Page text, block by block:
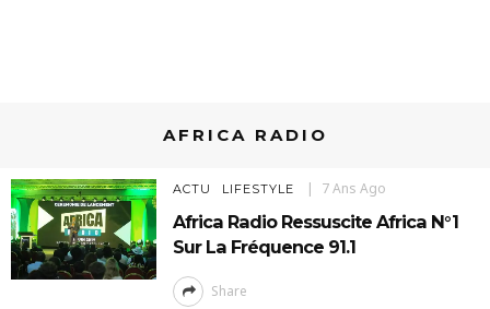
AFRICA RADIO
ACTU LIFESTYLE 7 Ans Ago
Africa Radio Ressuscite Africa N°1
Sur La Fréquence 91.1
Share